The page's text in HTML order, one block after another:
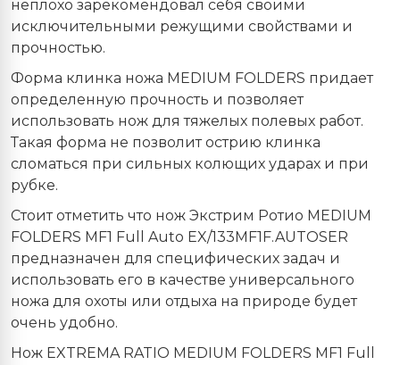
неплохо зарекомендовал себя своими
исключительными режущими свойствами и
прочностью.
Форма клинка ножа MEDIUM FOLDERS придает
определенную прочность и позволяет
использовать нож для тяжелых полевых работ.
Такая форма не позволит острию клинка
сломаться при сильных колющих ударах и при
рубке.
Стоит отметить что нож Экстрим Ротио MEDIUM
FOLDERS MF1 Full Auto EX/133MF1F.AUTOSER
предназначен для специфических задач и
использовать его в качестве универсального
ножа для охоты или отдыха на природе будет
очень удобно.
Нож EXTREMA RATIO MEDIUM FOLDERS MF1 Full